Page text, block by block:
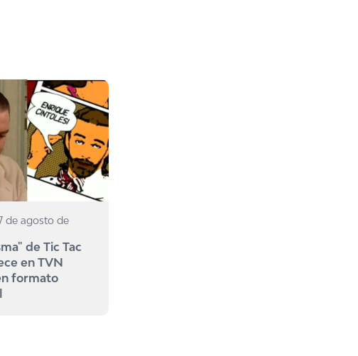
de agosto de
de Tic Tac
en TVN
formato